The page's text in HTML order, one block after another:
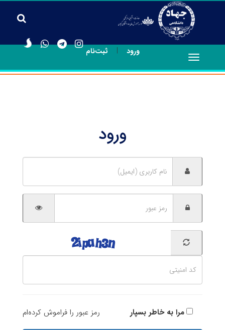
ورود | ثبت‌نام
Toggle
navigation
ورود
مرا به خاطر بسپار رمز عبور را فراموش کرده‌ام